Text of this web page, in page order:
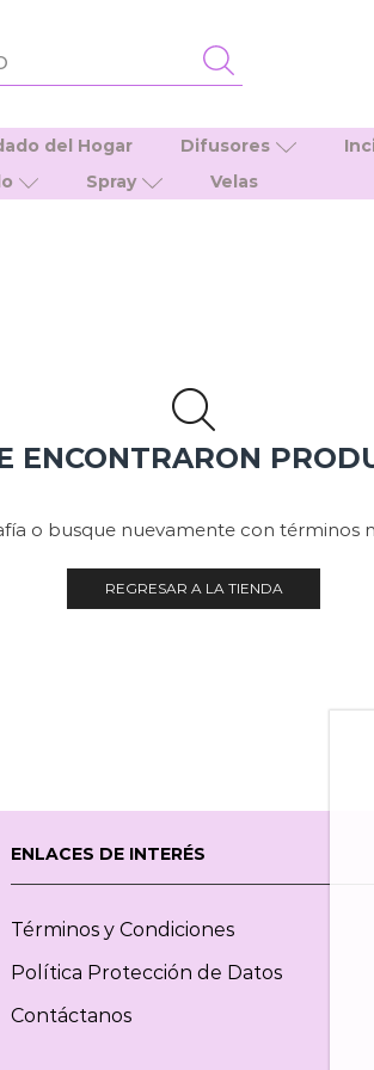
del Hogar Difusores
Spray Velas
ENCONTRARON
o busque nuevamente con términos
REGRESAR A LA TIENDA
ENLACES DE INTERÉS
Términos y Condiciones
Política Protección de Datos
Contáctanos